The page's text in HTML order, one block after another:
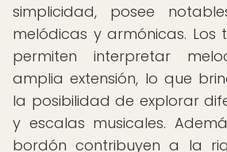
simplicidad, posee
melódicas y armónicas. Los
permiten interpretar
amplia extensión, lo que
la posibilidad de explorar
y escalas musicales.
bordón contribuyen a la